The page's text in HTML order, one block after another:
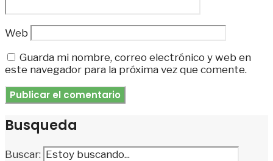
Web
Guarda mi nombre, correo electrónico y web en
este navegador para la próxima vez que comente.
Busqueda
Buscar: